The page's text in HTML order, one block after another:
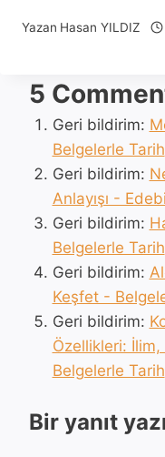
Yazan Hasan YILDIZ
5
Geri bildirim:
Belgelerle Tarih
Geri bildirim:
Anlayışı -
Geri bildirim:
Belgelerle Tarih
Geri bildirim:
Keşfet -
Geri bildirim:
Özellikleri:
Belgelerle Tarih
Bir yanıt